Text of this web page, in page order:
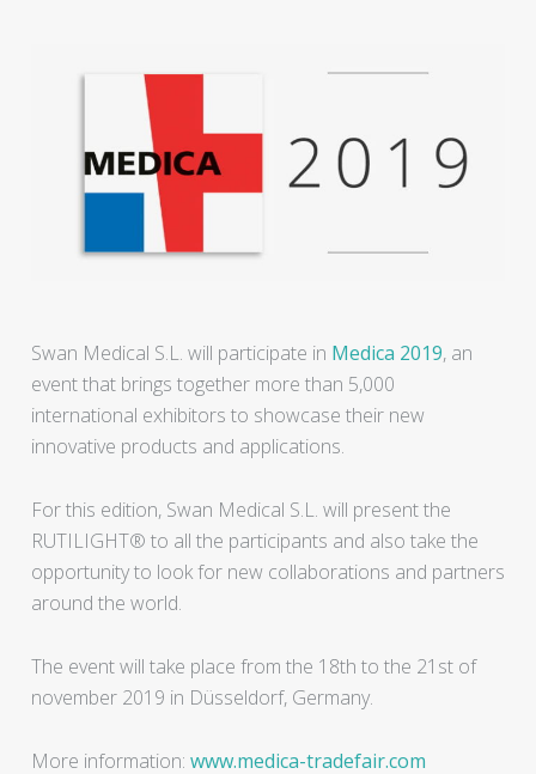
Swan Medical S.L. will participate in Medica 2019, an
event that brings together more than 5,000
international exhibitors to showcase their new
innovative products and applications.
For this edition, Swan Medical S.L. will present the
RUTILIGHT® to all the participants and also take the
opportunity to look for new collaborations and partners
around the world.
The event will take place from the 18th to the 21st of
november 2019 in Düsseldorf, Germany.
More information: www.medica-tradefair.com